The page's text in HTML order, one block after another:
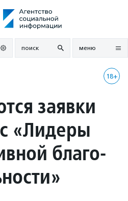
поиск меню
18+
заявки
«Лидеры
благо­